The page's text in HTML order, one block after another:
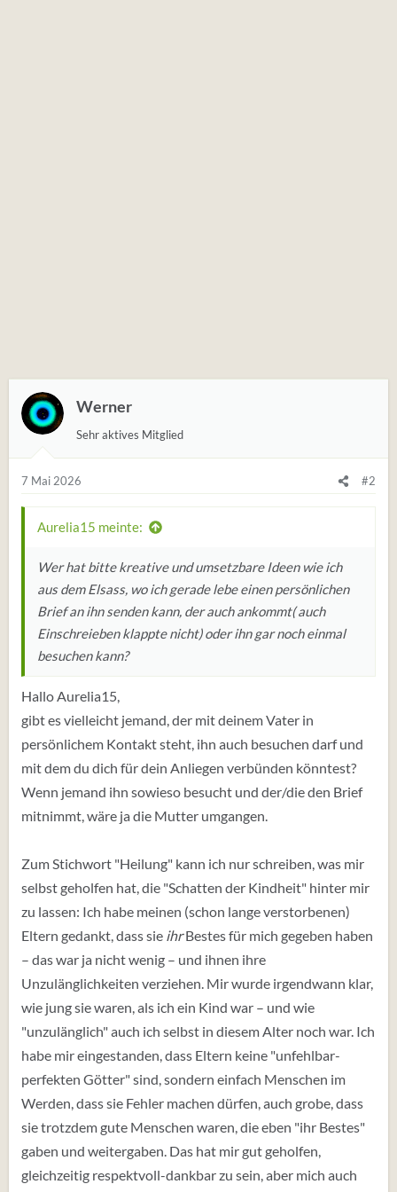
Werner
Sehr aktives Mitglied
7 Mai 2026 #2
Aurelia15 meinte:
Wer hat bitte kreative und umsetzbare Ideen wie ich
aus dem Elsass, wo ich gerade lebe einen persönlichen
Brief an ihn senden kann, der auch ankommt( auch
Einschreieben klappte nicht) oder ihn gar noch einmal
besuchen kann?
Hallo Aurelia15,
gibt es vielleicht jemand, der mit deinem Vater in
persönlichem Kontakt steht, ihn auch besuchen darf und
mit dem du dich für dein Anliegen verbünden könntest?
Wenn jemand ihn sowieso besucht und der/die den Brief
mitnimmt, wäre ja die Mutter umgangen.
Zum Stichwort "Heilung" kann ich nur schreiben, was mir
selbst geholfen hat, die "Schatten der Kindheit" hinter mir
zu lassen: Ich habe meinen (schon lange verstorbenen)
Eltern gedankt, dass sie ihrBestes für mich gegeben haben
– das war ja nicht wenig – und ihnen ihre
Unzulänglichkeiten verziehen. Mir wurde irgendwann klar,
wie jung sie waren, als ich ein Kind war – und wie
"unzulänglich" auch ich selbst in diesem Alter noch war. Ich
habe mir eingestanden, dass Eltern keine "unfehlbar-
perfekten Götter" sind, sondern einfach Menschen im
Werden, dass sie Fehler machen dürfen, auch grobe, dass
sie trotzdem gute Menschen waren, die eben "ihr Bestes"
gaben und weitergaben. Das hat mir gut geholfen,
gleichzeitig respektvoll-dankbar zu sein, aber mich auch